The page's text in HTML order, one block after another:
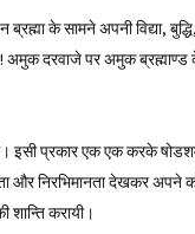
के सामने अपनी विद्या,
अमुक दरवाजे पर अमुक
इसी प्रकार एक एक करके
और निरभिमानता देखकर अपने
शान्ति करायी।